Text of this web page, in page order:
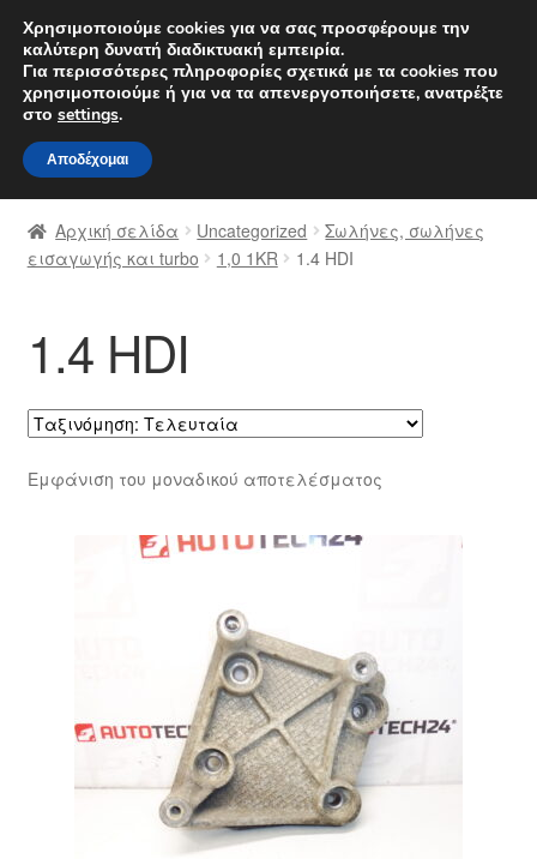
ΑΠΟΣΤΟΛΗ από 7 EUR
Δευτέρα-Παρ. 9 π.μ. - 4 μ.μ.
Απευθείας
μετάβαση
στην
πλοήγηση
Μετάβαση
σε
περιεχόμενο
Αρχική
Διαδικασία Παραπόνων
Καροτσάκι
Μεταφορά
Ολοκλήρωση αγοράς
Οροι και Προϋποθέσεις
Παγκόσμια αποστολή
Αρχική σελίδα Uncategorized
Σωλήνες, σωλήνες
εισαγωγής και turbo
1,0 1KR 1.4 HDI
1.4 HDI
Εμφάνιση του μοναδικού αποτελέσματος
Χρησιμοποιούμε cookies για να σας προσφέρουμε την
καλύτερη δυνατή διαδικτυακή εμπειρία.
Για περισσότερες πληροφορίες σχετικά με τα cookies που
χρησιμοποιούμε ή για να τα απενεργοποιήσετε, ανατρέξτε
στο settings.
Αποδέχομαι